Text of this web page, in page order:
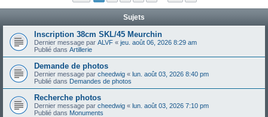
Sujets
Inscription 38cm SKL/45 Meurchin
Dernier message par ALVF « jeu. août 06, 2026 8:29 am
Publié dans Artillerie
Demande de photos
Dernier message par cheedwig « lun. août 03, 2026 8:40 pm
Publié dans Demandes de photos
Recherche photos
Dernier message par cheedwig « lun. août 03, 2026 7:10 pm
Publié dans Monuments